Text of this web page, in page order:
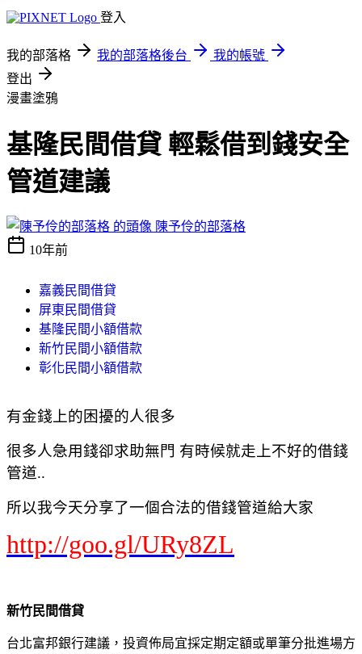
登入
我的部落格 我的部落格後台
我的帳號
登出
漫畫塗鴉
基隆民間借貸 輕鬆借到錢安全
管道建議
陳予伶的部落格
10年前
嘉義民間借貸
屏東民間借貸
基隆民間小額借款
新竹民間小額借款
彰化民間小額借款
有金錢上的困擾的人很多
很多人急用錢卻求助無門 有時候就走上不好的借錢
管道..
所以我今天分享了一個合法的借錢管道給大家
http://goo.gl/URy8ZL
新竹民間借貸
台北富邦銀行建議，投資佈局宜採定期定額或單筆分批進場方